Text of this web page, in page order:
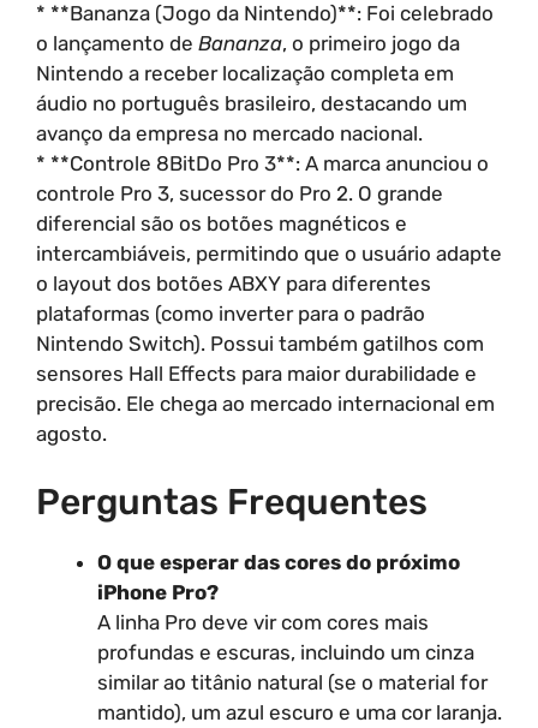
* **Bananza (Jogo da Nintendo)**: Foi celebrado
o lançamento de Bananza, o primeiro jogo da
Nintendo a receber localização completa em
áudio no português brasileiro, destacando um
avanço da empresa no mercado nacional.
* **Controle 8BitDo Pro 3**: A marca anunciou o
controle Pro 3, sucessor do Pro 2. O grande
diferencial são os botões magnéticos e
intercambiáveis, permitindo que o usuário adapte
o layout dos botões ABXY para diferentes
plataformas (como inverter para o padrão
Nintendo Switch). Possui também gatilhos com
sensores Hall Effects para maior durabilidade e
precisão. Ele chega ao mercado internacional em
agosto.
Perguntas Frequentes
O que esperar das cores do próximo
iPhone Pro?
A linha Pro deve vir com cores mais
profundas e escuras, incluindo um cinza
similar ao titânio natural (se o material for
mantido), um azul escuro e uma cor laranja.